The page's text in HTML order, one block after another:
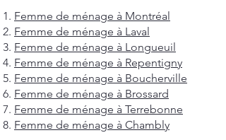
Femme de ménage à Montréal
Femme de ménage à Laval
Femme de ménage à Longueuil
Femme de ménage à Repentigny
Femme de ménage à Boucherville
Femme de ménage à Brossard
Femme de ménage à Terrebonne
Femme de ménage à Chambly